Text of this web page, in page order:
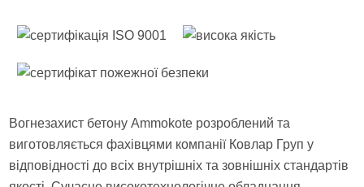
Вогнезахист бетону Ammokote розроблений та
виготовляється фахівцями компанії Ковлар Груп у
відповідності до всіх внутрішніх та зовнішніх стандартів